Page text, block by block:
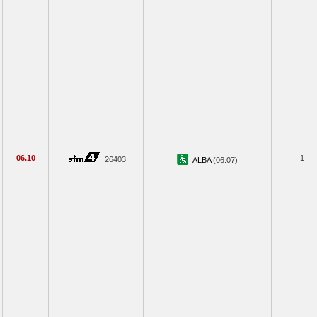
06.10 26403 ALBA(06.07) 1